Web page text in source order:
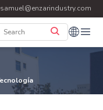
samuel@enzarindustry.com